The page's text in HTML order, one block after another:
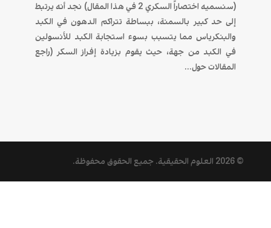
(سنسميه اختصاراً السكري 2 في هذا المقال) نجد أنه يرتبط
إلى حد كبير بالسمنة، ببساطة تتراكم الدهون في الكبد
والبنكرياس مما يتسبب بسوء استجابة الكبد للأنسولين
في الكبد من جهة، حيث يقوم بزيادة إفراز السكر (راجع
المقالات حول...
© 2026 العلوم الحقيقية. جميع الحقوق محفوظة.